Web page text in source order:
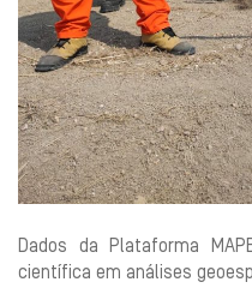
Dados da Plataforma
científica em análises